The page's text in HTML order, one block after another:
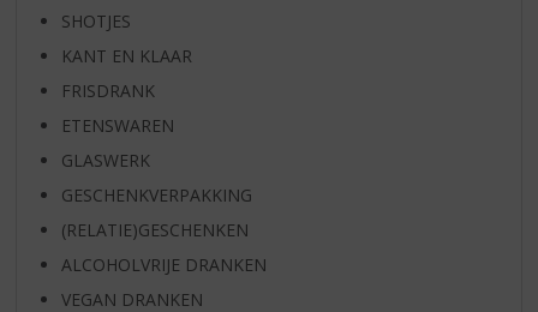
SHOTJES
KANT EN KLAAR
FRISDRANK
ETENSWAREN
GLASWERK
GESCHENKVERPAKKING
(RELATIE)GESCHENKEN
ALCOHOLVRIJE DRANKEN
VEGAN DRANKEN